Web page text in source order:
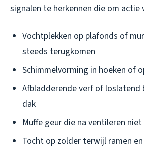
signalen te herkennen die om actie
Vochtplekken op plafonds of
steeds terugkomen
Schimmelvorming in hoeken of
Afbladderende verf of loslatend
dak
Muffe geur die na ventileren
Tocht op zolder terwijl ramen